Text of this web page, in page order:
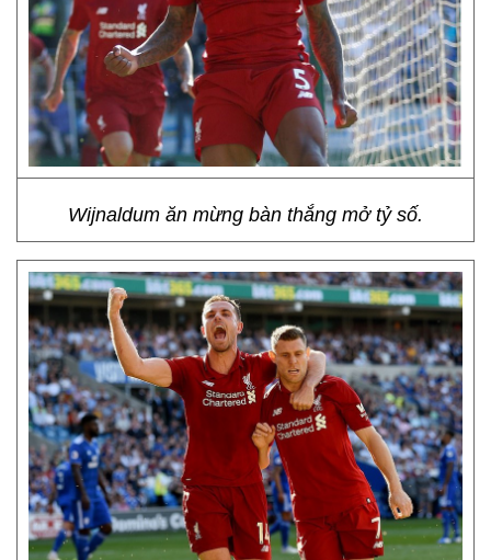
Wijnaldum ăn mừng bàn thắng mở tỷ số.